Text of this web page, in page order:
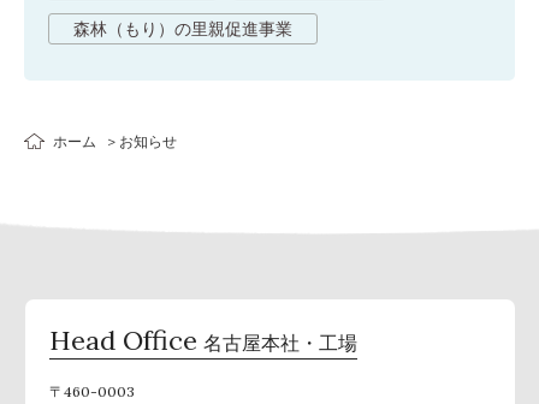
森林（もり）の里親促進事業
ホーム お知らせ
Head Office 名古屋本社・工場
〒460-0003